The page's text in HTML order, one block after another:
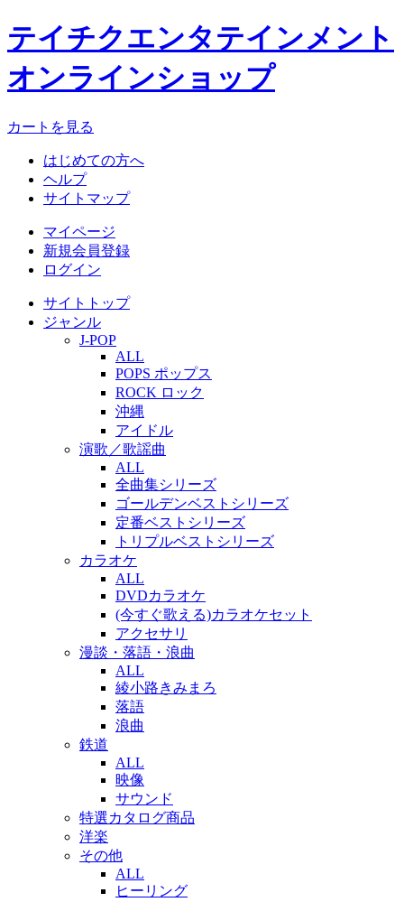
テイチクエンタテインメント
オンラインショップ
カートを見る
はじめての方へ
ヘルプ
サイトマップ
マイページ
新規会員登録
ログイン
サイトトップ
ジャンル
J-POP
ALL
POPS ポップス
ROCK ロック
沖縄
アイドル
演歌／歌謡曲
ALL
全曲集シリーズ
ゴールデンベストシリーズ
定番ベストシリーズ
トリプルベストシリーズ
カラオケ
ALL
DVDカラオケ
(今すぐ歌える)カラオケセット
アクセサリ
漫談・落語・浪曲
ALL
綾小路きみまろ
落語
浪曲
鉄道
ALL
映像
サウンド
特選カタログ商品
洋楽
その他
ALL
ヒーリング